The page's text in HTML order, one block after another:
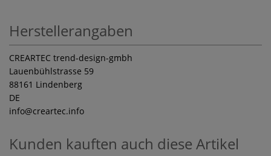
Herstellerangaben
CREARTEC trend-design-gmbh
Lauenbühlstrasse 59
88161 Lindenberg
DE
info@creartec.info
Kunden kauften auch diese Artikel